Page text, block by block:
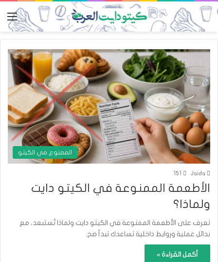
الممنوع في الكيتو
Jaida
151
الأطعمة الممنوعة في الكيتو دايت
ولماذا؟
تعرف على الأطعمة الممنوعة في الكيتو دايت ولماذا تُستبعد، مع
بدائل عملية وروابط داخلية تساعدك تبدأ صح.
أكمل القراءة »